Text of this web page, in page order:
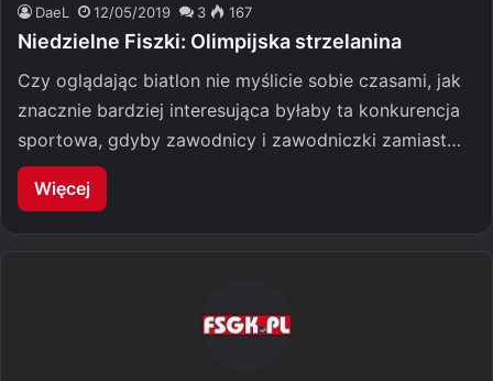
DaeL 12/05/2019 3 167
Niedzielne Fiszki: Olimpijska strzelanina
Czy oglądając biatlon nie myślicie sobie czasami, jak
znacznie bardziej interesująca byłaby ta konkurencja
sportowa, gdyby zawodnicy i zawodniczki zamiast…
Więcej